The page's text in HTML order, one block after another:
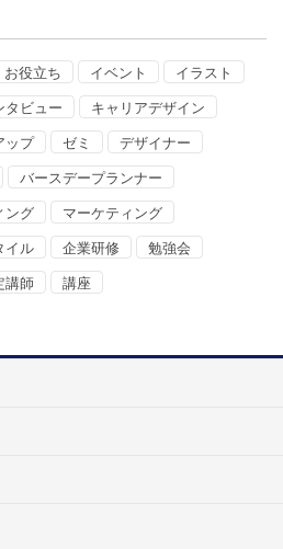
お役立ち イベント イラスト
タビュー キャリアデザイン
ップ ゼミ デザイナー
バースデープランナー
ング マーケティング
イル 企業研修 勉強会
講師 講座